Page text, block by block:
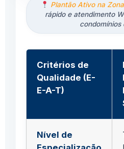
Plantão Ativo na
rápido e atendimento
condomínios
Critérios de
Qualidade (E-
E-A-T)
Nível de